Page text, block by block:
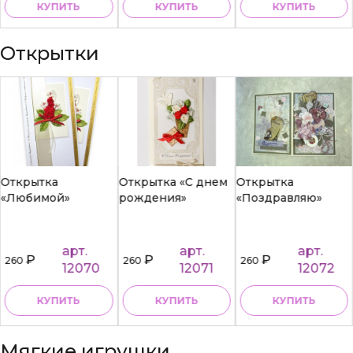
КУПИТЬ КУПИТЬ КУПИТЬ
Открытки
Открытка
«Любимой»
260₽
арт.
12070
КУПИТЬ
Открытка «С днем
рождения»
260₽
арт.
12071
КУПИТЬ
Открытка
«Поздравляю»
260₽
арт.
12072
КУПИТЬ